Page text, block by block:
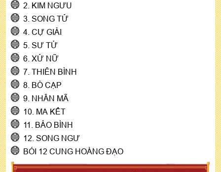
2. KIM NGƯU
3. SONG TỬ
4. CỰ GIẢI
5. SƯ TỬ
6. XỬ NỮ
7. THIÊN BÌNH
8. BÒ CẠP
9. NHÂN MÃ
10. MA KẾT
11. BẢO BÌNH
12. SONG NGƯ
BÓI 12 CUNG HOÀNG ĐẠO